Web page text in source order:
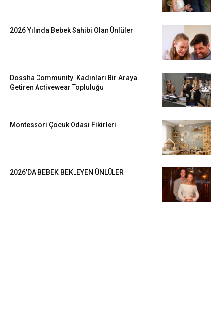
2026 Yılında Bebek Sahibi Olan Ünlüler
Dossha Community: Kadınları Bir Araya
Getiren Activewear Topluluğu
Montessori Çocuk Odası Fikirleri
2026’DA BEBEK BEKLEYEN ÜNLÜLER